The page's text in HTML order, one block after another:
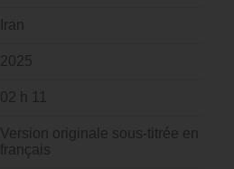
Iran
2025
02 h 11
Version originale sous-titrée en
français